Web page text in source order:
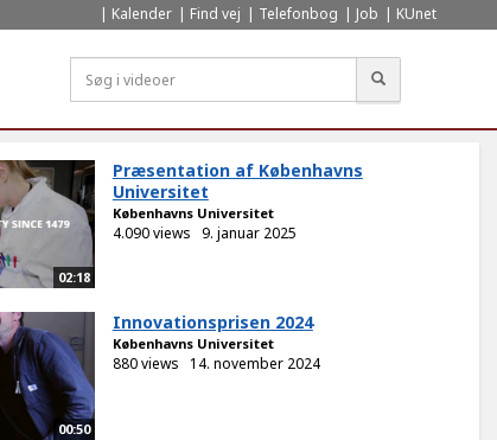
Kalender Find vej Telefonbog Job KUnet
02:18
Præsentation af Københavns
Universitet
Københavns Universitet
4.090 views 9. januar 2025
00:50
Innovationsprisen 2024
Københavns Universitet
880 views 14. november 2024